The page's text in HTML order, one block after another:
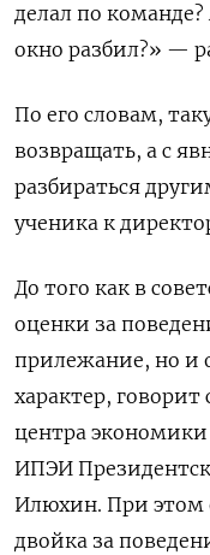
делал по команде?
окно разбил?» —
По его словам,
возвращать, а с
разбираться
ученика к
До того как в
оценки за
прилежание, но и
характер,
центра
ИПЭИ
Илюхин. При этом
двойка за